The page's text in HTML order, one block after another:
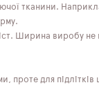
тканини.
Ширина виробу
проте для